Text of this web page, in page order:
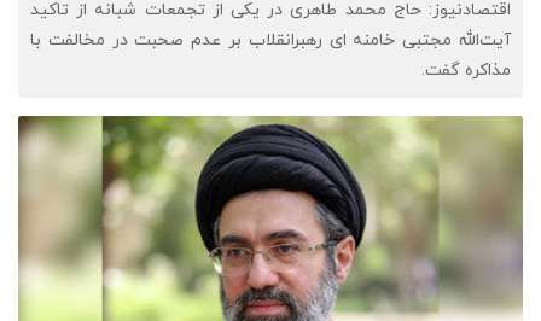
اقتصادنیوز: حاج محمد طاهری در یکی از تجمعات شبانه از تاکید
آیت‌الله مجتبی خامنه ای رهبرانقلاب بر عدم صحبت در مخالفت با
مذاکره گفت.